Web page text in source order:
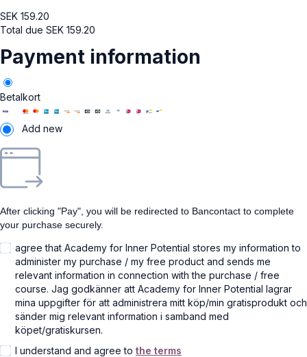
SEK 159.20
Total due SEK 159.20
Payment information
Betalkort
Add new
After clicking "Pay", you will be redirected to Bancontact to complete
your purchase securely.
agree that Academy for Inner Potential stores my information to
administer my purchase / my free product and sends me
relevant information in connection with the purchase / free
course. Jag godkänner att Academy for Inner Potential lagrar
mina uppgifter för att administrera mitt köp/min gratisprodukt och
sänder mig relevant information i samband med
köpet/gratiskursen.
I understand and agree to the terms